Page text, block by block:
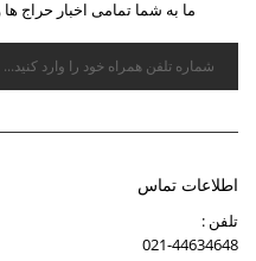
ما به شما تمامی اخبار حراج ها
اطلاعات تماس
تلفن :
021-44634648